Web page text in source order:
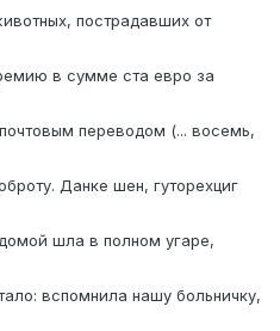
пострадавших от
в сумме ста евро за
переводом (... восемь,
Данке шен, гуторехциг
шла в полном угаре,
вспомнила нашу больничку,